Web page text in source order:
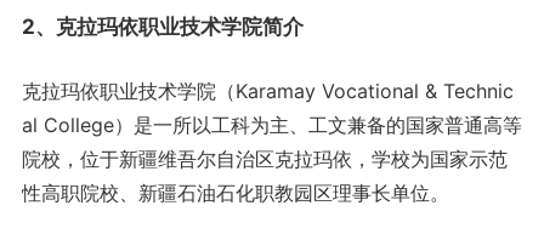
2、克拉玛依职业技术学院简介
克拉玛依职业技术学院（Karamay Vocational & Technic
al College）是一所以工科为主、工文兼备的国家普通高等
院校，位于新疆维吾尔自治区克拉玛依，学校为国家示范
性高职院校、新疆石油石化职教园区理事长单位。